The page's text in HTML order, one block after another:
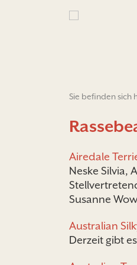
Sie befinden sich
Airedale
Neske Silvia,
Susanne
Australian
Derzeit gibt